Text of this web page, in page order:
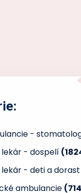
-
- dospelí
- deti a dorast
ambulancie